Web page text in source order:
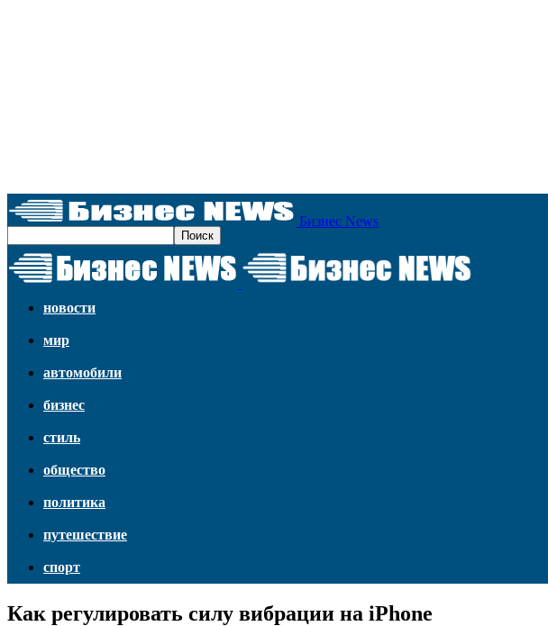
Бизнес News
новости
мир
автомобили
бизнес
стиль
общество
политика
путешествие
спорт
Как регулировать силу вибрации на iPhone